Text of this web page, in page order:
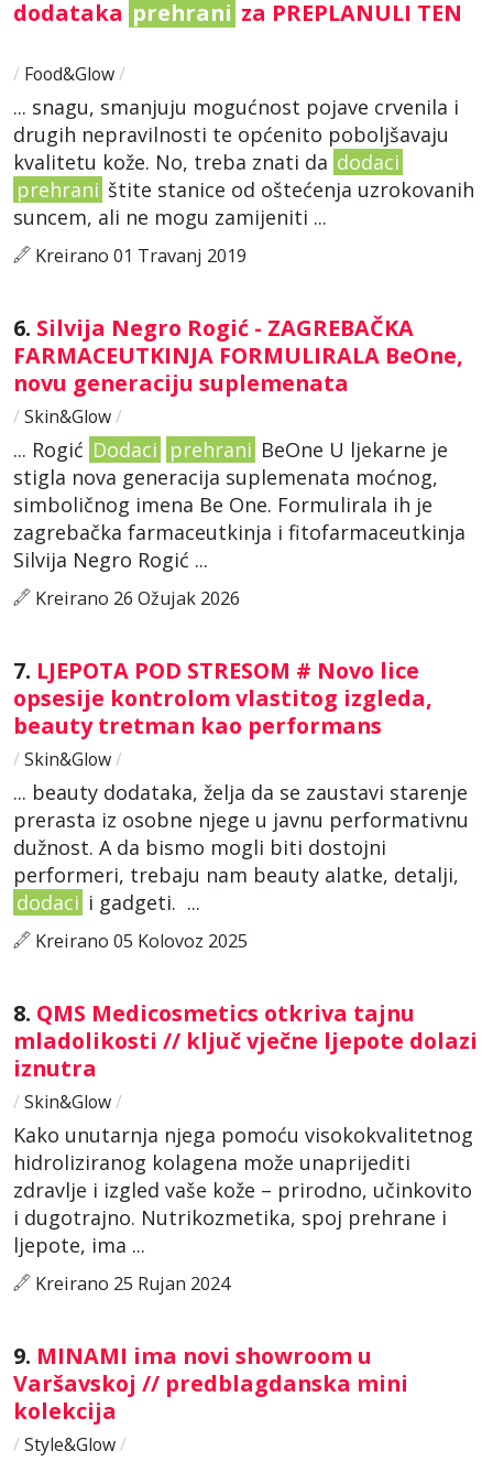
dodataka prehrani za PREPLANULI TEN
/ Food&Glow/
... snagu, smanjuju mogućnost pojave crvenila i
drugih nepravilnosti te općenito poboljšavaju
kvalitetu kože. No, treba znati da dodaci
prehrani štite stanice od oštećenja uzrokovanih
suncem, ali ne mogu zamijeniti ...
Kreirano 01 Travanj 2019
6. Silvija Negro Rogić - ZAGREBAČKA
FARMACEUTKINJA FORMULIRALA BeOne,
novu generaciju suplemenata
/ Skin&Glow/
... Rogić Dodaci prehrani BeOne U ljekarne je
stigla nova generacija suplemenata moćnog,
simboličnog imena Be One. Formulirala ih je
zagrebačka farmaceutkinja i fitofarmaceutkinja
Silvija Negro Rogić ...
Kreirano 26 Ožujak 2026
7. LJEPOTA POD STRESOM # Novo lice
opsesije kontrolom vlastitog izgleda,
beauty tretman kao performans
/ Skin&Glow/
... beauty dodataka, želja da se zaustavi starenje
prerasta iz osobne njege u javnu performativnu
dužnost. A da bismo mogli biti dostojni
performeri, trebaju nam beauty alatke, detalji,
dodaci i gadgeti. ...
Kreirano 05 Kolovoz 2025
8. QMS Medicosmetics otkriva tajnu
mladolikosti // ključ vječne ljepote dolazi
iznutra
/ Skin&Glow/
Kako unutarnja njega pomoću visokokvalitetnog
hidroliziranog kolagena može unaprijediti
zdravlje i izgled vaše kože – prirodno, učinkovito
i dugotrajno. Nutrikozmetika, spoj prehrane i
ljepote, ima ...
Kreirano 25 Rujan 2024
9. MINAMI ima novi showroom u
Varšavskoj // predblagdanska mini
kolekcija
/ Style&Glow/